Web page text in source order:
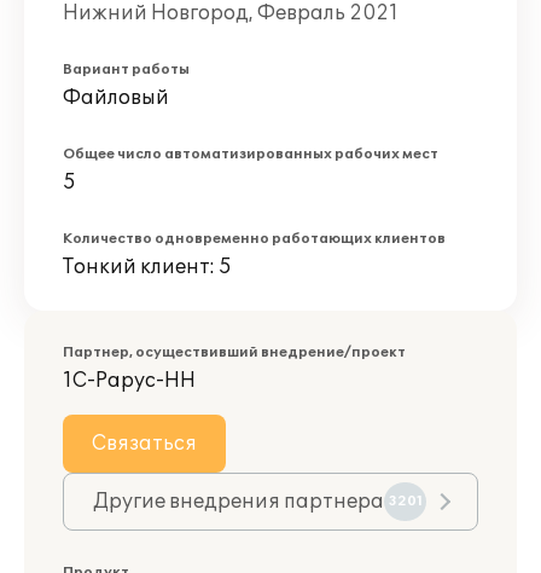
Нижний Новгород, Февраль 2021
Вариант работы
Файловый
Общее число автоматизированных рабочих мест
5
Количество одновременно работающих клиентов
Тонкий клиент: 5
Партнер, осуществивший внедрение/проект
1С-Рарус-НН
Связаться
Другие внедрения партнера 3201